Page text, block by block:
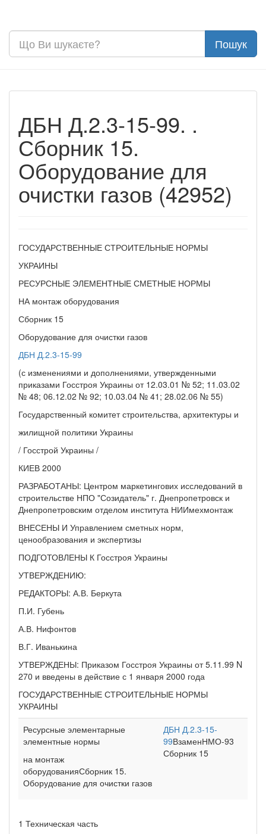
ДБН Д.2.3-15-99. .
Сборник 15.
Оборудование для
очистки газов (42952)
ГОСУДАРСТВЕННЫЕ СТРОИТЕЛЬНЫЕ НОРМЫ
УКРАИНЫ
РЕСУРСНЫЕ ЭЛЕМЕНТНЫЕ СМЕТНЫЕ НОРМЫ
НА монтаж оборудования
Сборник 15
Оборудование для очистки газов
ДБН Д.2.3-15-99
(с изменениями и дополнениями, утвержденными
приказами Госстроя Украины от 12.03.01 № 52; 11.03.02
№ 48; 06.12.02 № 92; 10.03.04 № 41; 28.02.06 № 55)
Государственный комитет строительства, архитектуры и
жилищной политики Украины
/ Госстрой Украины /
КИЕВ 2000
РАЗРАБОТАНЫ: Центром маркетингових исследований в
строительстве НПО "Созидатель" г. Днепропетровск и
Днепропетровским отделом института НИИмехмонтаж
ВНЕСЕНЫ И Управлением сметных норм,
ценообразования и экспертизы
ПОДГОТОВЛЕНЫ К Госстроя Украины
УТВЕРЖДЕНИЮ:
РЕДАКТОРЫ: А.В. Беркута
П.И. Губень
А.В. Нифонтов
В.Г. Иванькина
УТВЕРЖДЕНЫ: Приказом Госстроя Украины от 5.11.99 N
270 и введены в действие с 1 января 2000 года
ГОСУДАРСТВЕННЫЕ СТРОИТЕЛЬНЫЕ НОРМЫ
УКРАИНЫ
Ресурсные элементарные
элементные нормы
на монтаж
оборудованияСборник 15.
Оборудование для очистки газов
ДБН Д.2.3-15-
99ВзаменНМО-93
Сборник 15
1 Техническая часть